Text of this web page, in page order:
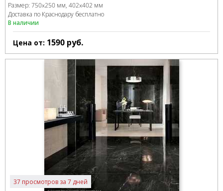
Размер: 750x250 мм 402x402 мм
Доставка по Краснодару бесплатно
В наличии
Цена от: 1590 руб.
37 просмотров за 7 дней